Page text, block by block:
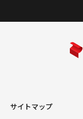
サイトマップ